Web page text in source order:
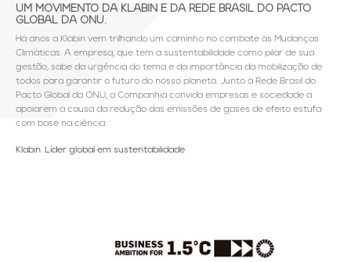
UM MOVIMENTO DA KLABIN E DA REDE BRASIL DO PACTO
GLOBAL DA ONU.
Há anos a Klabin vem trilhando um caminho no combate às Mudanças
Climáticas. A empresa, que tem a sustentabilidade como pilar de sua
gestão, sabe da urgência do tema e da importância da mobilização de
todos para garantir o futuro do nosso planeta. Junto à Rede Brasil do
Pacto Global da ONU, a Companhia convida empresas e sociedade a
apoiarem a causa da redução das emissões de gases de efeito estufa
com base na ciência.
Klabin. Líder global em sustentabilidade.